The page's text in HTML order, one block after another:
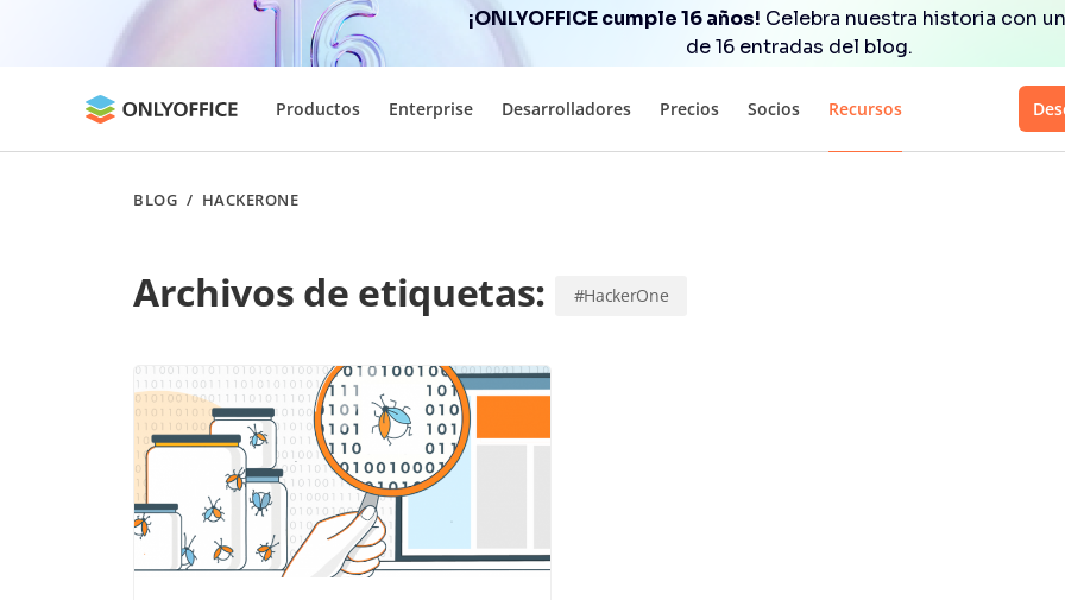
¡ONLYOFFICE cumple 16 años! Celebra nuestra historia con
de 16 entradas del blog.
Productos Enterprise Desarrolladores Precios Socios Recursos
BLOG / HACKERONE
Archivos de etiquetas: #HackerOne